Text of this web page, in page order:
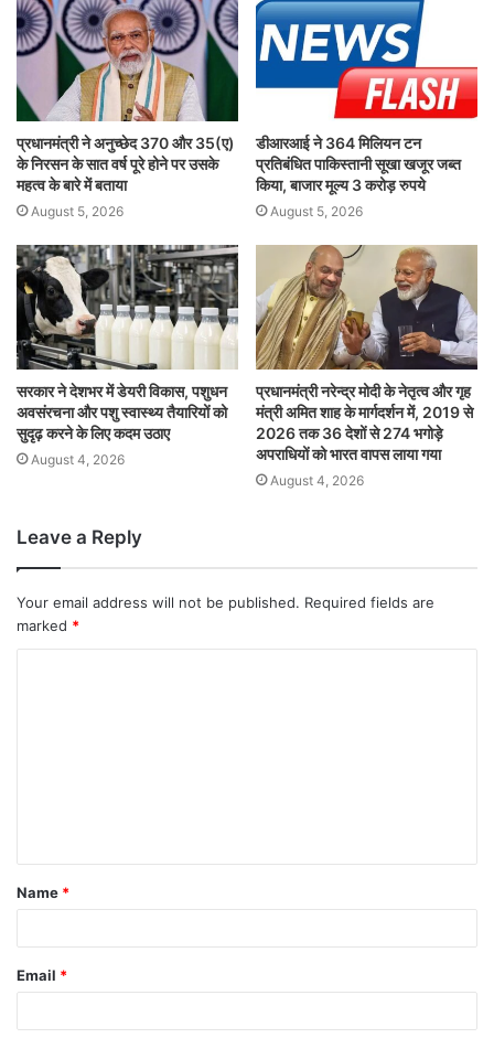
प्रधानमंत्री ने अनुच्छेद 370 और 35(ए)
के निरसन के सात वर्ष पूरे होने पर उसके
महत्व के बारे में बताया
August 5, 2026
डीआरआई ने 364 मिलियन टन
प्रतिबंधित पाकिस्तानी सूखा खजूर जब्त
किया, बाजार मूल्य 3 करोड़ रुपये
August 5, 2026
सरकार ने देशभर में डेयरी विकास, पशुधन
अवसंरचना और पशु स्वास्थ्य तैयारियों को
सुदृढ़ करने के लिए कदम उठाए
August 4, 2026
प्रधानमंत्री नरेन्द्र मोदी के नेतृत्व और गृह
मंत्री अमित शाह के मार्गदर्शन में, 2019 से
2026 तक 36 देशों से 274 भगोड़े
अपराधियों को भारत वापस लाया गया
August 4, 2026
Leave a Reply
Your email address will not be published. Required fields are
marked *
Name *
Email *